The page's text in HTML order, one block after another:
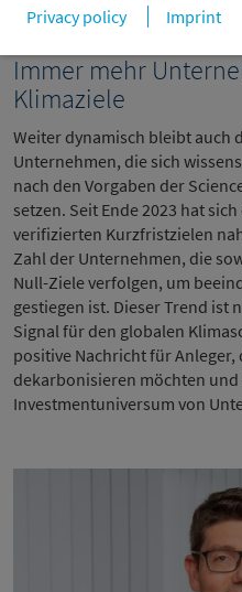
Privacy policy
Imprint
Stand: 14.8.2025
Immer mehr
Klimaziele
Weiter dynamisch bleibt auch
Unternehmen, die sich
nach den Vorgaben der
setzen. Seit Ende 2023 hat
verifizierten Kurzfristzielen
Zahl der Unternehmen, die
Null-Ziele verfolgen, um
gestiegen ist. Dieser Trend ist
Signal für den globalen
positive Nachricht für
dekarbonisieren möchten
Investmentuniversum von